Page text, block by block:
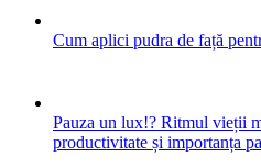
Cum aplici pudra de față
Pauza un lux!? Ritmul vieții
productivitate și importanța